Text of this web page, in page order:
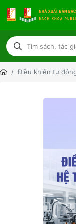
Điều khiển tự